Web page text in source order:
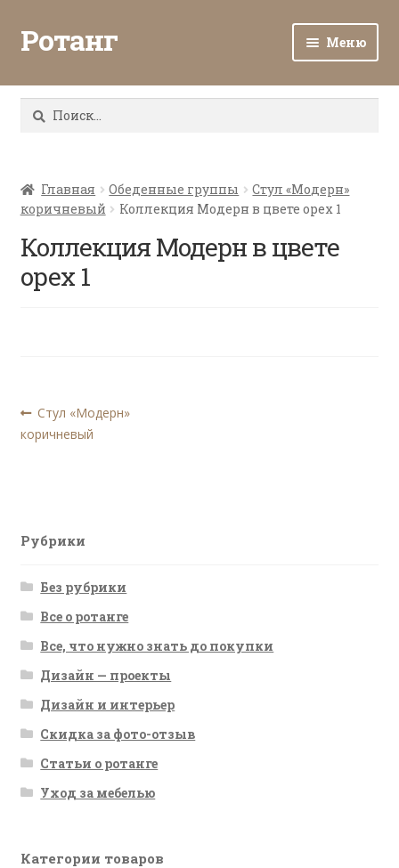
Ротанг Меню
Каталог
Все о ротанге
Ротанг оптом
Найти:
Главная Обеденные группы
Стул «Модерн»
коричневый
Коллекция Модерн в цвете орех 1
Коллекция Модерн в цвете
орех 1
Навигация
по
Предыдущая
запись:
Стул «Модерн»
коричневый
Рубрики
Без рубрики
Все о ротанге
Все, что нужно знать до покупки
Дизайн — проекты
Дизайн и интерьер
Скидка за фото-отзыв
Статьи о ротанге
Уход за мебелью
Категории товаров